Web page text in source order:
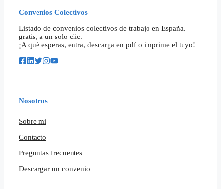
Convenios Colectivos
Listado de convenios colectivos de trabajo en España,
gratis, a un solo clic.
¡A qué esperas, entra, descarga en pdf o imprime el tuyo!
Nosotros
Sobre mi
Contacto
Preguntas frecuentes
Descargar un convenio